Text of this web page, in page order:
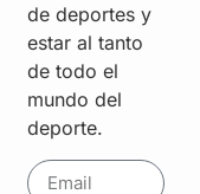
de deportes y
estar al tanto
de todo el
mundo del
deporte.